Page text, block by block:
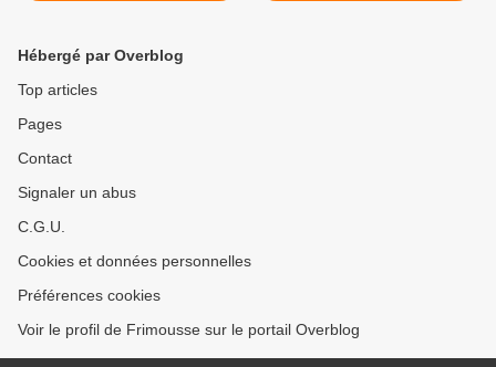
Hébergé par Overblog
Top articles
Pages
Contact
Signaler un abus
C.G.U.
Cookies et données personnelles
Préférences cookies
Voir le profil de Frimousse sur le portail Overblog